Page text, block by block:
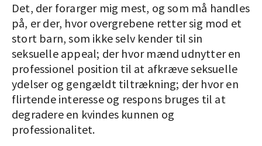
Det, der forarger mig mest, og som må handles
på, er der, hvor overgrebene retter sig mod et
stort barn, som ikke selv kender til sin
seksuelle appeal; der hvor mænd udnytter en
professionel position til at afkræve seksuelle
ydelser og gengældt tiltrækning; der hvor en
flirtende interesse og respons bruges til at
degradere en kvindes kunnen og
professionalitet.